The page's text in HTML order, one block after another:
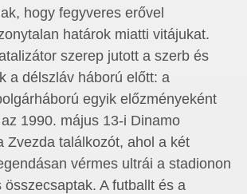
hogy fegyveres erővel
határok miatti vitájukat.
szerep jutott a szerb és
a délszláv háború előtt: a
egyik előzményeként
1990. május 13-i Dinamo
Zvezda találkozót, ahol a két
vérmes ultrái a stadionon
összecsaptak. A futballt és a